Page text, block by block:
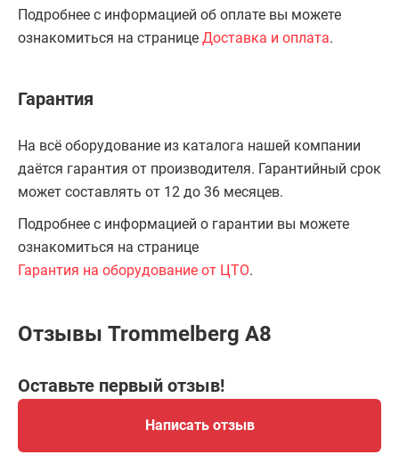
Подробнее с информацией об оплате вы можете
ознакомиться на странице Доставка и оплата.
Гарантия
На всё оборудование из каталога нашей компании
даётся гарантия от производителя. Гарантийный срок
может составлять от 12 до 36 месяцев.
Подробнее с информацией о гарантии вы можете
ознакомиться на странице
Гарантия на оборудование от ЦТО.
Отзывы Trommelberg A8
Оставьте первый отзыв!
Написать отзыв